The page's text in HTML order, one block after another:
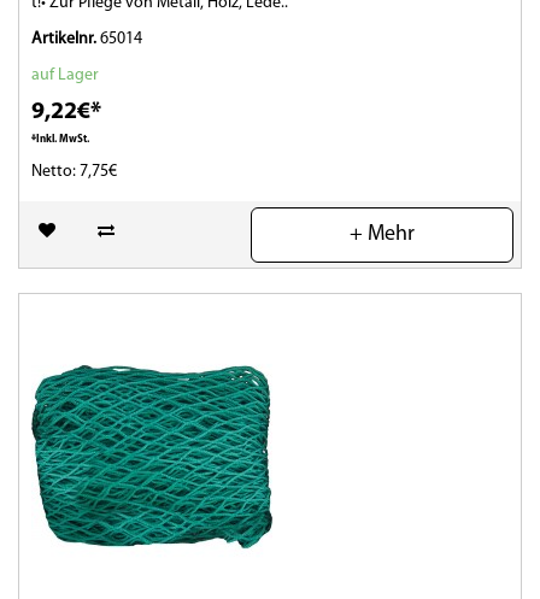
Artikelnr. 65014
auf Lager
9,22€*
*Inkl. MwSt.
Netto: 7,75€
(0)
+ Mehr